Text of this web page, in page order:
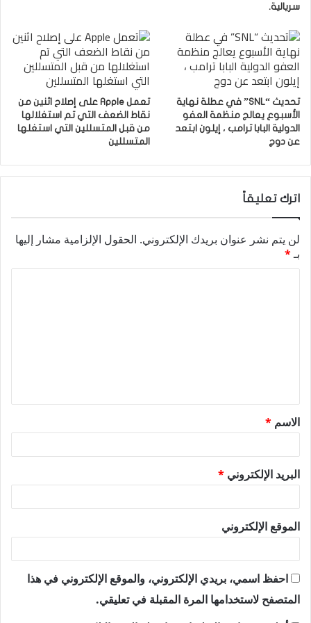
سريالية.
تحديث “SNL” في عطلة نهاية
الأسبوع يعالج منظمة العفو
الدولية البابا ترامب ، إيلون ابتعد
عن دوج
تعمل Apple على إصلاح اثنين من
نقاط الضعف التي تم استغلالها
من قبل المتسللين التي استغلها
المتسللين
اترك تعليقاً
لن يتم نشر عنوان بريدك الإلكتروني. الحقول الإلزامية مشار إليها
بـ*
ق
*
الاسم *
البريد الإلكتروني *
الموقع الإلكتروني
احفظ اسمي، بريدي الإلكتروني، والموقع الإلكتروني في هذا
المتصفح لاستخدامها المرة المقبلة في تعليقي.